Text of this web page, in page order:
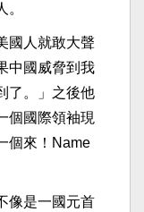
國人就敢大聲
中國威脅到我
了。」之後他
個國際領袖現
個來！Name
像是一國元首